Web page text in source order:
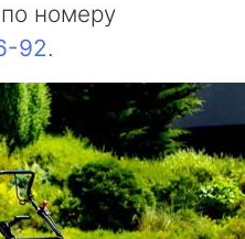
номеру
92.